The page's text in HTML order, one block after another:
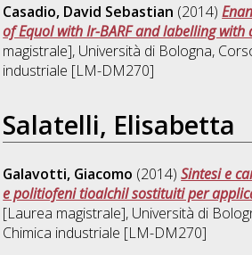
Casadio, David Sebastian (2014)
of Equol with Ir-BARF and labelling with
magistrale], Università di Bologna,
industriale [LM-DM270]
Salatelli, Elisabetta
Galavotti, Giacomo (2014)Sintesi e
e politiofeni tioalchil sostituiti per
[Laurea magistrale], Università di
Chimica industriale [LM-DM270]